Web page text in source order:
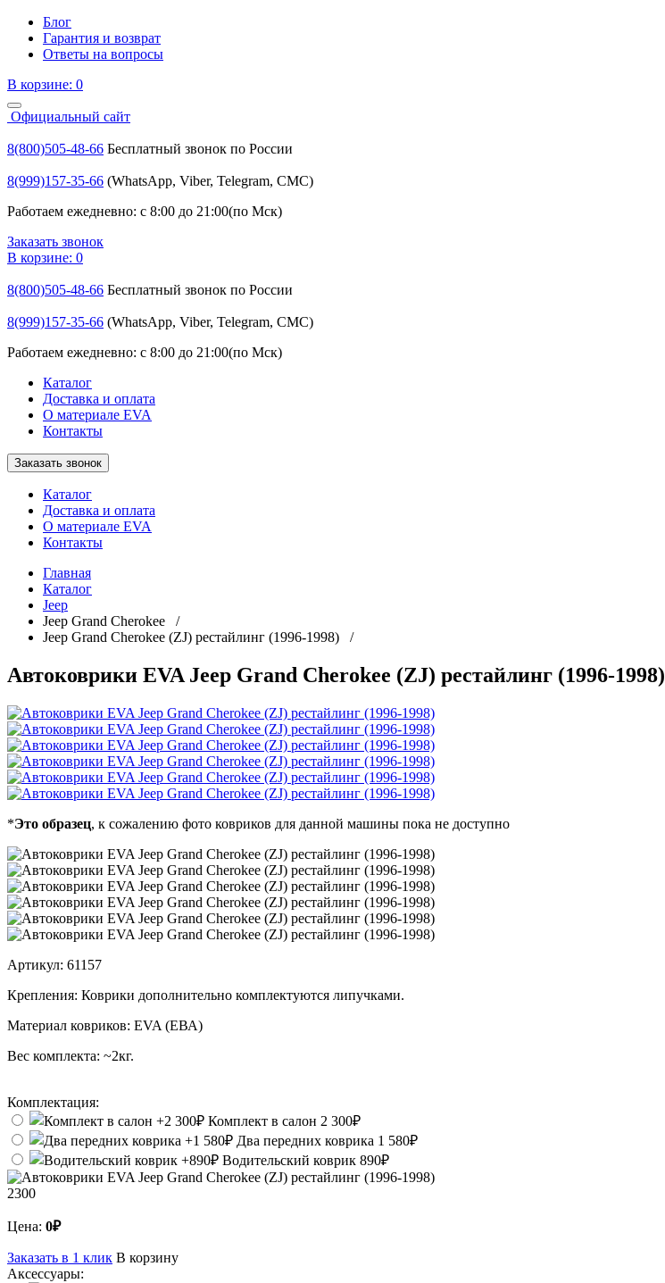
Блог
Гарантия и возврат
Ответы на вопросы
В корзине: 0
Официальный сайт
8(800)505-48-66 Бесплатный звонок по России
8(999)157-35-66 (WhatsApp, Viber, Telegram, СМС)
Работаем ежедневно: с 8:00 до 21:00(по Мск)
Заказать звонок
В корзине: 0
8(800)505-48-66 Бесплатный звонок по России
8(999)157-35-66 (WhatsApp, Viber, Telegram, СМС)
Работаем ежедневно: с 8:00 до 21:00(по Мск)
Каталог
Доставка и оплата
О материале EVA
Контакты
Заказать звонок
Каталог
Доставка и оплата
О материале EVA
Контакты
Главная
Каталог
Jeep
Jeep Grand Cherokee /
Jeep Grand Cherokee (ZJ) рестайлинг (1996-1998) /
Автоковрики EVA Jeep Grand Cherokee (ZJ) рестайлинг (1996-1998)
*Это образец, к сожалению фото ковриков для данной машины пока не доступно
Артикул: 61157
Крепления: Коврики дополнительно комплектуются липучками.
Материал ковриков: EVA (ЕВА)
Вес комплекта: ~2кг.
Комплектация:
Комплект в салон 2 300₽
Два передних коврика 1 580₽
Водительский коврик 890₽
2300
Цена: 0₽
Заказать в 1 клик В корзину
Аксессуары: